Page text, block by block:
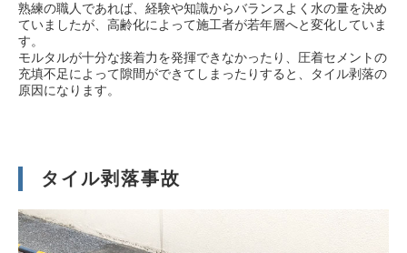
熟練の職人であれば、経験や知識からバランスよく水の量を決め
ていましたが、高齢化によって施工者が若年層へと変化していま
す。
モルタルが十分な接着力を発揮できなかったり、圧着セメントの
充填不足によって隙間ができてしまったりすると、タイル剥落の
原因になります。
タイル剥落事故